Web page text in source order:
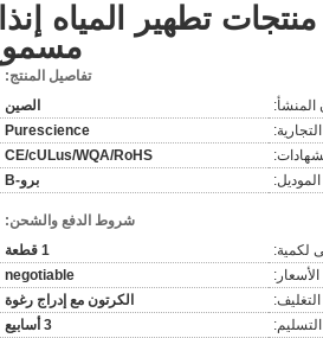
تطهير المياه
تفاصيل المنتج:
المنشأ:
الصين
Purescience
CE/cULus/WQA/RoHS
برو-B
شروط الدفع والشحن:
لكمية:
1 قطعة
الأسعار:
negotiable
الكرتون مع إدراج رغوة
3 أسابيع